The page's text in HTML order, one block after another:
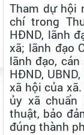
Tham dự hội
chí trong
HĐND, lãnh
xã; lãnh đạo
lãnh đạo,
HĐND,
xã hội của
ủy xã chuẩn
thuật, bảo
đúng thành